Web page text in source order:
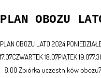
PLAN OBOZU
PLAN OBOZU LATO 2024
17.07CZWARTEK 18.07PIĄTEK
- 8.00 Zbiórka uczestników